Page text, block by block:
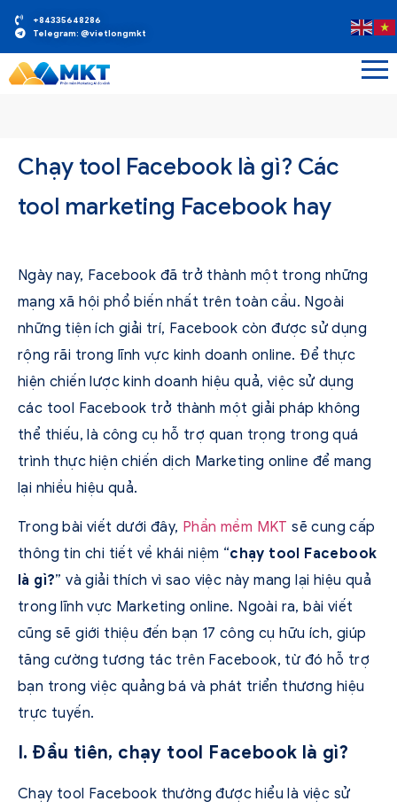
+84335648286
Telegram: @vietlongmkt
Chạy tool Facebook là gì? Các
tool marketing Facebook hay
Ngày nay, Facebook đã trở thành một trong những
mạng xã hội phổ biến nhất trên toàn cầu. Ngoài
những tiện ích giải trí, Facebook còn được sử dụng
rộng rãi trong lĩnh vực kinh doanh online. Để thực
hiện chiến lược kinh doanh hiệu quả, việc sử dụng
các tool Facebook trở thành một giải pháp không
thể thiếu, là công cụ hỗ trợ quan trọng trong quá
trình thực hiện chiến dịch Marketing online để mang
lại nhiều hiệu quả.
Trong bài viết dưới đây, Phần mềm MKT sẽ cung cấp
thông tin chi tiết về khái niệm “chạy tool Facebook
là gì?” và giải thích vì sao việc này mang lại hiệu quả
trong lĩnh vực Marketing online. Ngoài ra, bài viết
cũng sẽ giới thiệu đến bạn 17 công cụ hữu ích, giúp
tăng cường tương tác trên Facebook, từ đó hỗ trợ
bạn trong việc quảng bá và phát triển thương hiệu
trực tuyến.
I. Đầu tiên, chạy tool Facebook là gì?
Chạy tool Facebook thường được hiểu là việc sử